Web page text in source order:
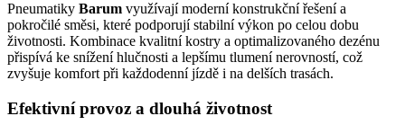
Pneumatiky Barum využívají moderní konstrukční řešení a
pokročilé směsi, které podporují stabilní výkon po celou dobu
životnosti. Kombinace kvalitní kostry a optimalizovaného dezénu
přispívá ke snížení hlučnosti a lepšímu tlumení nerovností, což
zvyšuje komfort při každodenní jízdě i na delších trasách.
Efektivní provoz a dlouhá životnost